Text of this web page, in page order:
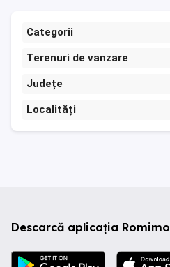
Categorii
Terenuri de vanzare
Județe
Localități
Descarcă aplicația Romimo